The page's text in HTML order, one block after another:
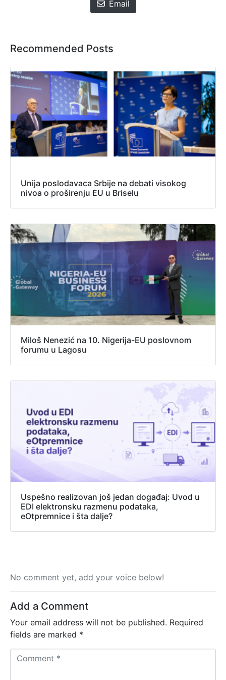
Email
Recommended Posts
Unija poslodavaca Srbije na debati visokog
nivoa o proširenju EU u Briselu
Miloš Nenezić na 10. Nigerija-EU poslovnom
forumu u Lagosu
Uspešno realizovan još jedan događaj: Uvod u
EDI elektronsku razmenu podataka,
eOtpremnice i šta dalje?
No comment yet, add your voice below!
Add a Comment
Your email address will not be published. Required
fields are marked *